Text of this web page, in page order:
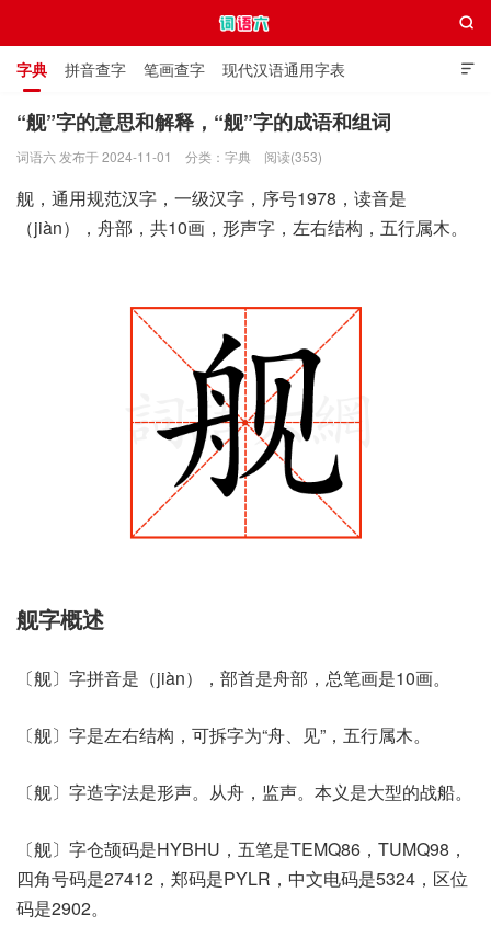

字典 拼音查字 笔画查字 现代汉语通用字表
通用规范汉字表 叠字大全 独体字大全 极简英语词典

“舰”字的意思和解释，“舰”字的成语和组词
词语六 发布于 2024-11-01 分类： 字典 阅读(353)
舰，通用规范汉字，一级汉字，序号1978，读音是
（jiàn），舟部，共10画，形声字，左右结构，五行属木。
舰字概述
〔舰〕字拼音是（jiàn），部首是舟部，总笔画是10画。
〔舰〕字是左右结构，可拆字为“舟、见”，五行属木。
〔舰〕字造字法是形声。从舟，监声。本义是大型的战船。
〔舰〕字仓颉码是HYBHU，五笔是TEMQ86，TUMQ98，
四角号码是27412，郑码是PYLR，中文电码是5324，区位
码是2902。